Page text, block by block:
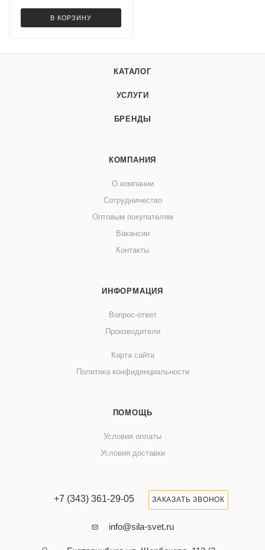
В КОРЗИНУ
КАТАЛОГ
УСЛУГИ
БРЕНДЫ
КОМПАНИЯ
О компании
Сотрудничество
Оптовым покупателям
Вакансии
Контакты
ИНФОРМАЦИЯ
Вопрос-ответ
Производители
Карта сайта
Политика конфиденциальности
ПОМОЩЬ
Условия оплаты
Условия доставки
+7 (343) 361-29-05 ЗАКАЗАТЬ ЗВОНОК
info@sila-svet.ru